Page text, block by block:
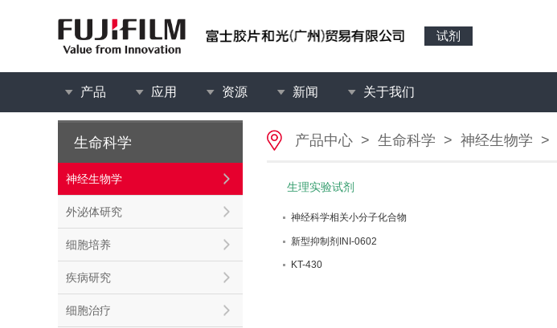
试剂
产品 应用 资源 新闻 关于我们
生命科学
神经生物学
外泌体研究
细胞培养
疾病研究
细胞治疗
产品中心 > 生命科学 > 神经生物学 >
生理实验试剂
神经科学相关小分子化合物
新型抑制剂INI-0602
KT-430